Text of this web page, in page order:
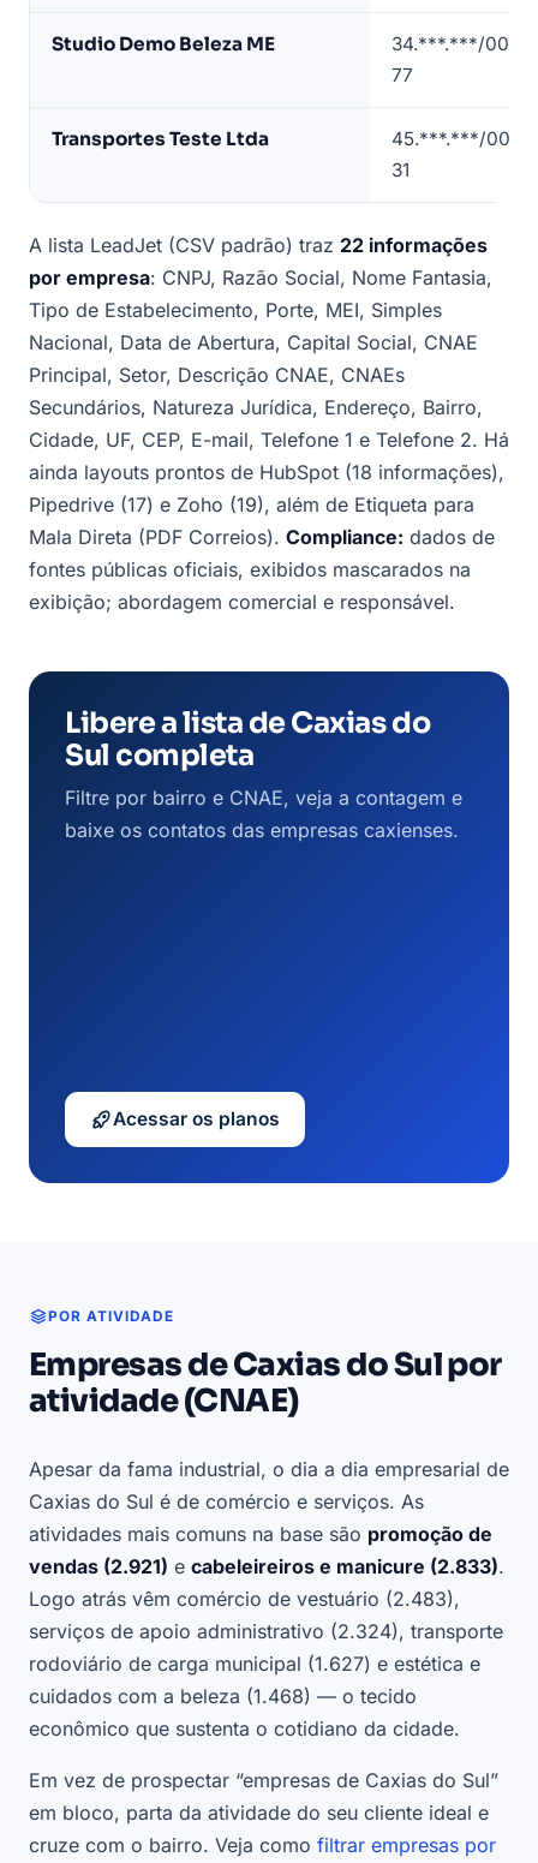
mascarados)
Studio Demo Beleza ME
34.***.***/0001-
77
Transportes Teste Ltda
45.***.***/0001-
31
A lista LeadJet (CSV padrão) traz 22 informações
por empresa: CNPJ, Razão Social, Nome Fantasia,
Tipo de Estabelecimento, Porte, MEI, Simples
Nacional, Data de Abertura, Capital Social, CNAE
Principal, Setor, Descrição CNAE, CNAEs
Secundários, Natureza Jurídica, Endereço, Bairro,
Cidade, UF, CEP, E-mail, Telefone 1 e Telefone 2. Há
ainda layouts prontos de HubSpot (18 informações),
Pipedrive (17) e Zoho (19), além de Etiqueta para
Mala Direta (PDF Correios). Compliance: dados de
fontes públicas oficiais, exibidos mascarados na
exibição; abordagem comercial e responsável.
Libere a lista de Caxias do
Sul completa
Filtre por bairro e CNAE, veja a contagem e
baixe os contatos das empresas caxienses.
Acessar os planos
POR ATIVIDADE
Empresas de Caxias do Sul por
atividade (CNAE)
Apesar da fama industrial, o dia a dia empresarial de
Caxias do Sul é de comércio e serviços. As
atividades mais comuns na base são promoção de
vendas (2.921) e cabeleireiros e manicure (2.833).
Logo atrás vêm comércio de vestuário (2.483),
serviços de apoio administrativo (2.324), transporte
rodoviário de carga municipal (1.627) e estética e
cuidados com a beleza (1.468) — o tecido
econômico que sustenta o cotidiano da cidade.
Em vez de prospectar “empresas de Caxias do Sul”
em bloco, parta da atividade do seu cliente ideal e
cruze com o bairro. Veja como filtrar empresas por